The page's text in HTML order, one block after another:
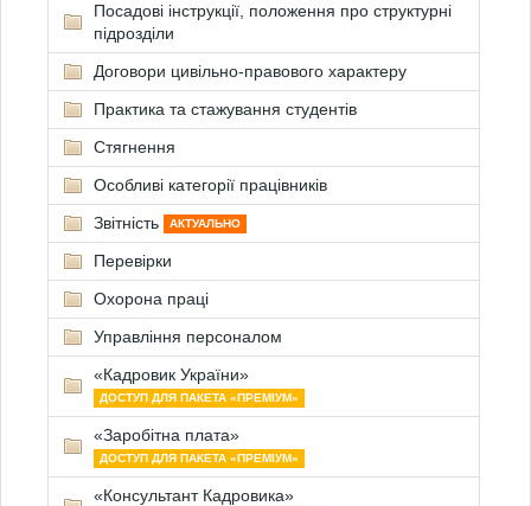
Посадові інструкції, положення про структурні
підрозділи
Договори цивільно-правового характеру
Практика та стажування студентів
Стягнення
Особливі категорії працівників
Звітність
АКТУАЛЬНО
Перевірки
Охорона праці
Управління персоналом
«Кадровик України»
ДОСТУП ДЛЯ ПАКЕТА «ПРЕМІУМ»
«Заробітна плата»
ДОСТУП ДЛЯ ПАКЕТА «ПРЕМІУМ»
«Консультант Кадровика»